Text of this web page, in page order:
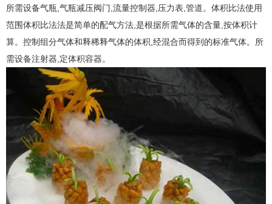
所需设备气瓶,气瓶减压阀门,流量控制器,压力表,管道。体积比法使用
范围体积比法法是简单的配气方法,是根据所需气体的含量,按体积计
算。控制组分气体和释稀释气体的体积,经混合而得到的标准气体。所
需设备注射器,定体积容器。